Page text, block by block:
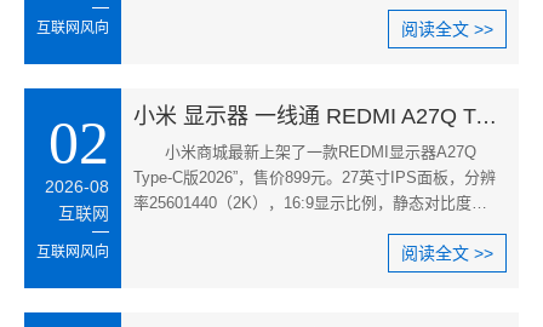
互联网风向 阅读全文 >>
02
2026-08
互联网
互联网风向
小米 显示器 一线通 REDMI A27Q Type
小米商城最新上架了一款REDMI显示器A27Q
Type-C版2026”，售价899元。27英寸IPS面板，分辨
率25601440（2K），16:9显示比例，静态对比度
阅读全文 >>